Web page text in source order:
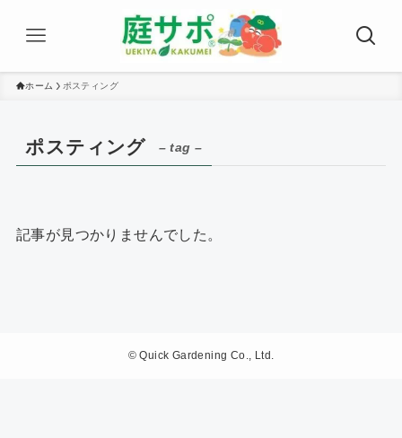
ホーム ポスティング
ポスティング – tag –
記事が見つかりませんでした。
©Quick Gardening Co., Ltd.